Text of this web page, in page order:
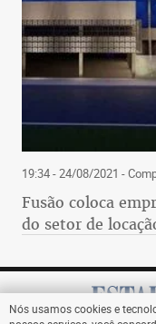
Nós usamos cookies e
19:34 - 24/08/2021 -
Fusão coloca
do setor de